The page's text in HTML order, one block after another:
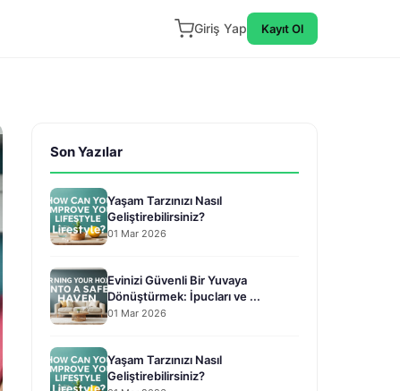
Giriş Yap Kayıt Ol
Son Yazılar
Yaşam Tarzınızı Nasıl
Geliştirebilirsiniz?
01 Mar 2026
Evinizi Güvenli Bir Yuvaya
Dönüştürmek: İpucları ve ...
01 Mar 2026
Yaşam Tarzınızı Nasıl
Geliştirebilirsiniz?